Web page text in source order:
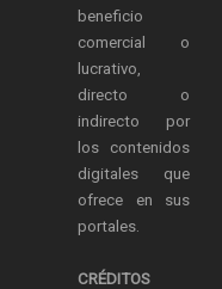
beneficio
comercial o
lucrativo,
directo o
indirecto por
los contenidos
digitales que
ofrece en sus
portales.
CRÉDITOS